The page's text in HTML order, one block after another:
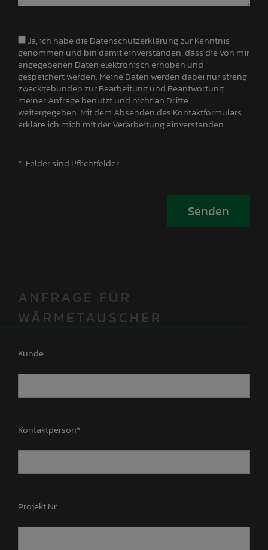
Ja, ich habe die Datenschutzerklärung zur Kenntnis
genommen und bin damit einverstanden, dass die von mir
angegebenen Daten elektronisch erhoben und
gespeichert werden. Meine Daten werden dabei nur streng
zweckgebunden zur Bearbeitung und Beantwortung
meiner Anfrage benutzt und nicht an Dritte
weitergegeben. Mit dem Absenden des Kontaktformulars
erkläre ich mich mit der Verarbeitung einverstanden.
*-Felder sind Pflichtfelder
ANFRAGE FÜR
WÄRMETAUSCHER
Kunde
Kontaktperson*
Projekt Nr.